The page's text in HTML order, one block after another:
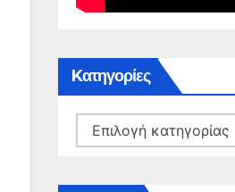
Kατηγορίες
Kατηγορίες